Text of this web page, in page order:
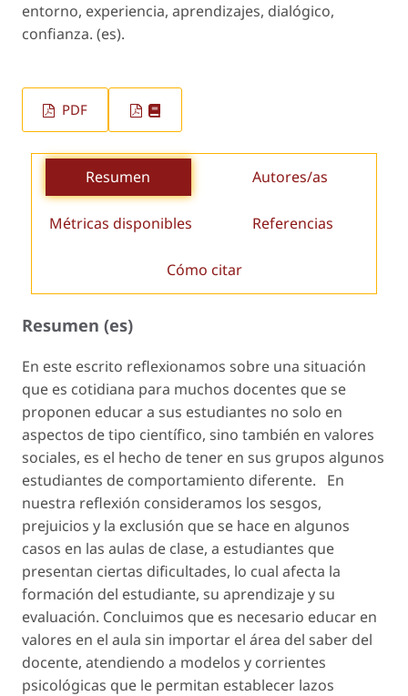
entorno, experiencia, aprendizajes, dialógico,
confianza. (es).
PDF
Resumen Autores/as
Métricas disponibles Referencias
Cómo citar
Resumen (es)
En este escrito reflexionamos sobre una situación
que es cotidiana para muchos docentes que se
proponen educar a sus estudiantes no solo en
aspectos de tipo científico, sino también en valores
sociales, es el hecho de tener en sus grupos algunos
estudiantes de comportamiento diferente. En
nuestra reflexión consideramos los sesgos,
prejuicios y la exclusión que se hace en algunos
casos en las aulas de clase, a estudiantes que
presentan ciertas dificultades, lo cual afecta la
formación del estudiante, su aprendizaje y su
evaluación. Concluimos que es necesario educar en
valores en el aula sin importar el área del saber del
docente, atendiendo a modelos y corrientes
psicológicas que le permitan establecer lazos